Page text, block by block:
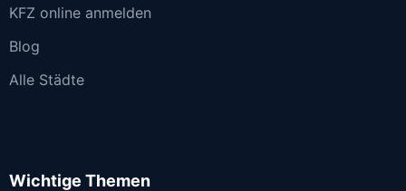
KFZ online anmelden
Blog
Alle Städte
Wichtige Themen